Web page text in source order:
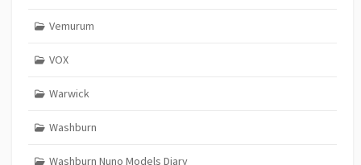
Vemurum
VOX
Warwick
Washburn
Washburn Nuno Models Diary